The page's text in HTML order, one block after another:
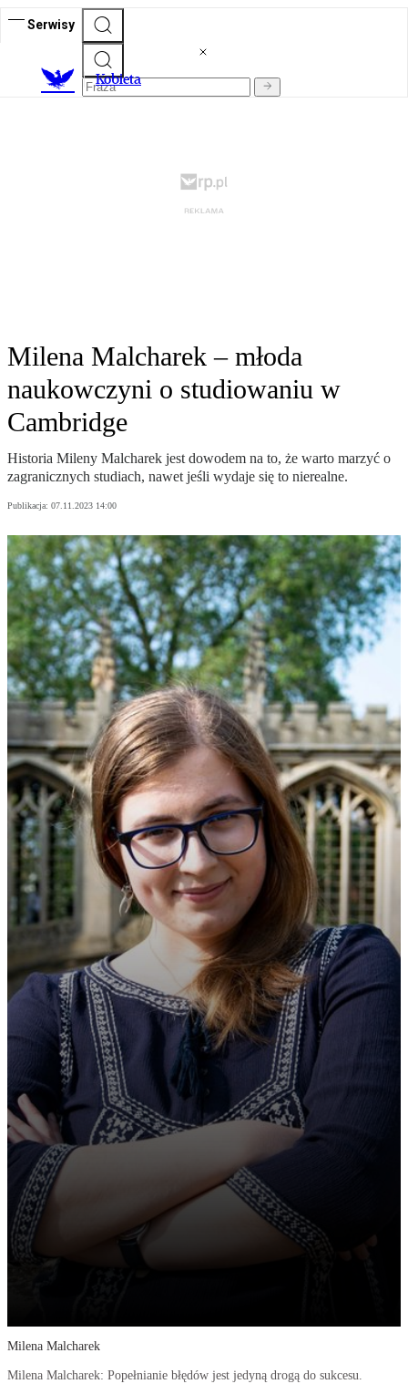
Serwisy
Kobieta
Milena Malcharek – młoda
naukowczyni o studiowaniu w
Cambridge
Historia Mileny Malcharek jest dowodem na to, że warto marzyć o
zagranicznych studiach, nawet jeśli wydaje się to nierealne.
Publikacja: 07.11.2023 14:00
Milena Malcharek
Milena Malcharek: Popełnianie błędów jest jedyną drogą do sukcesu.